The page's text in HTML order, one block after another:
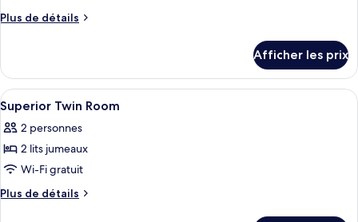
Chambre
lits
jumeaux
Plus de détails
Plus
Chambre
supérieure
avec
lits
jumeaux
Afficher les prix
Afficher
toutes
les
photos
pour
ce
Minibar, coffre-fort, bureau, rideaux
7
Superior Twin Room
2 personnes
2 lits jumeaux
Wi-Fi gratuit
Plus de détails
Plus